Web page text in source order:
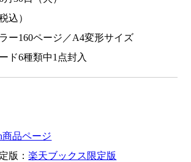
込）
ー160ページ／A4変形サイズ
ド6種類中1点封入
商品ページ
版：楽天ブックス限定版